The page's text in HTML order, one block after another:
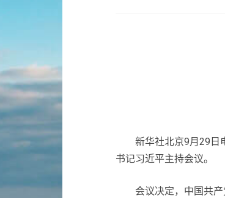
新华社北京9月29日电
书记习近平主持会议。
会议决定，中国共产